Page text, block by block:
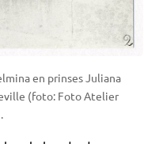
en prinses Juliana
(foto: Foto Atelier